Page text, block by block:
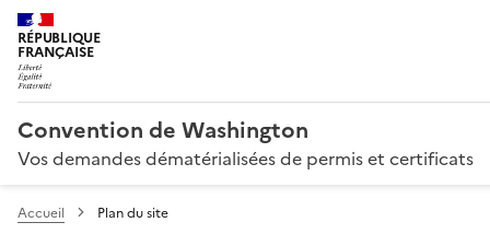
RÉPUBLIQUE
FRANÇAISE
Convention de Washington
Vos demandes dématérialisées de permis et certificats
Accueil Plan du site